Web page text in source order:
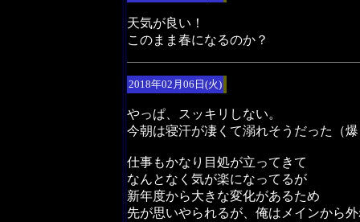
天気が良い！
このまま春になるのか？
2018年02月06日(火)
やっぱ、スッキリしない。
今朝は寝汗が凄くて溺れそうだった（
仕事もかなり目処が立ってきて
なんとなく気が楽になってるが
新年度から大きな変化があるため
先が思いやられるが、俺はメインから